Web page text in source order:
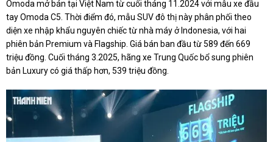
Omoda mở bán tại Việt Nam từ cuối tháng 11.2024 với mẫu xe đầu
tay Omoda C5. Thời điểm đó, mẫu SUV đô thị này phân phối theo
diện xe nhập khẩu nguyên chiếc từ nhà máy ở Indonesia, với hai
phiên bản Premium và Flagship. Giá bán ban đầu từ 589 đến 669
triệu đồng. Cuối tháng 3.2025, hãng xe Trung Quốc bổ sung phiên
bản Luxury có giá thấp hơn, 539 triệu đồng.